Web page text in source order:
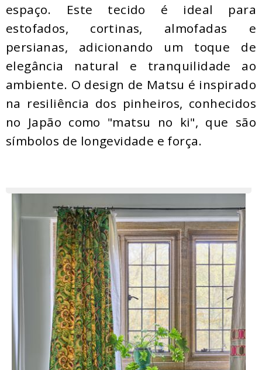
espaço. Este tecido é ideal para
estofados, cortinas, almofadas e
persianas, adicionando um toque de
elegância natural e tranquilidade ao
ambiente. O design de Matsu é inspirado
na resiliência dos pinheiros, conhecidos
no Japão como "matsu no ki", que são
símbolos de longevidade e força.